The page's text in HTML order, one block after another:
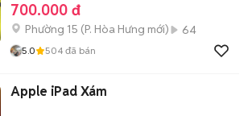
700.000 đ
Phường 15 (P. Hòa Hưng mới) 64
5.0 504 đã bán
Apple iPad Xám